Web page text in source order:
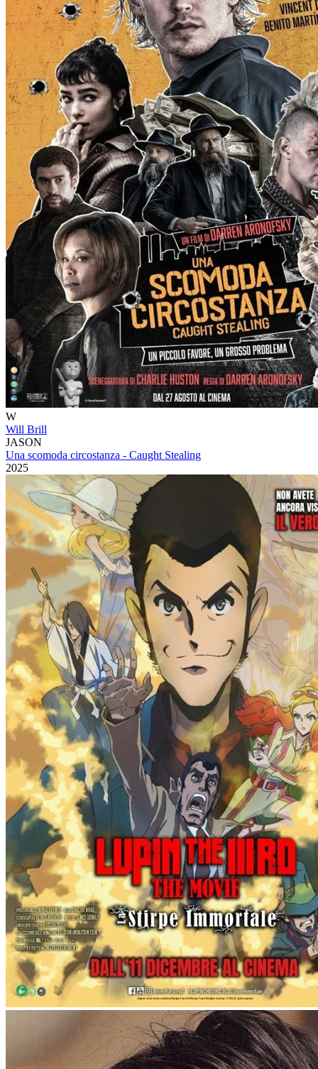
W
Will Brill
JASON
Una scomoda circostanza - Caught Stealing
2025